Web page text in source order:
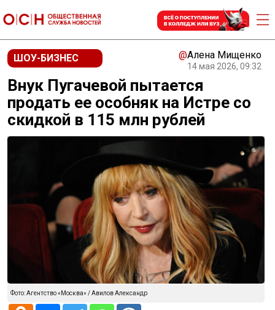
ШОУ-БИЗНЕС @Алена Мищенко
14 мая 2026, 09:32
Внук Пугачевой пытается
продать ее особняк на Истре со
скидкой в 115 млн рублей
Фото: Агентство «Москва» / Авилов Александр